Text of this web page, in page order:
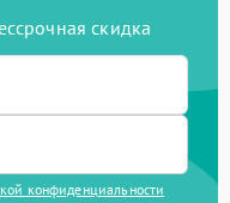
скидка
конфиденциальности